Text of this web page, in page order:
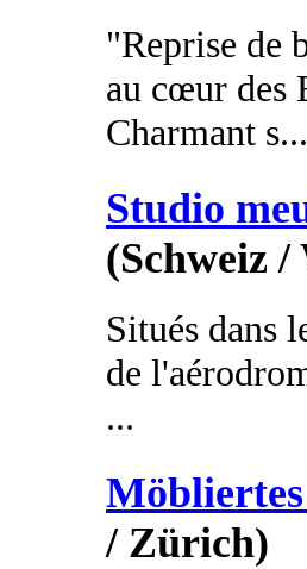
"Reprise de
au cœur des
Charmant s...
Studio
(Schweiz /
Situés dans
de
...
/ Zürich)